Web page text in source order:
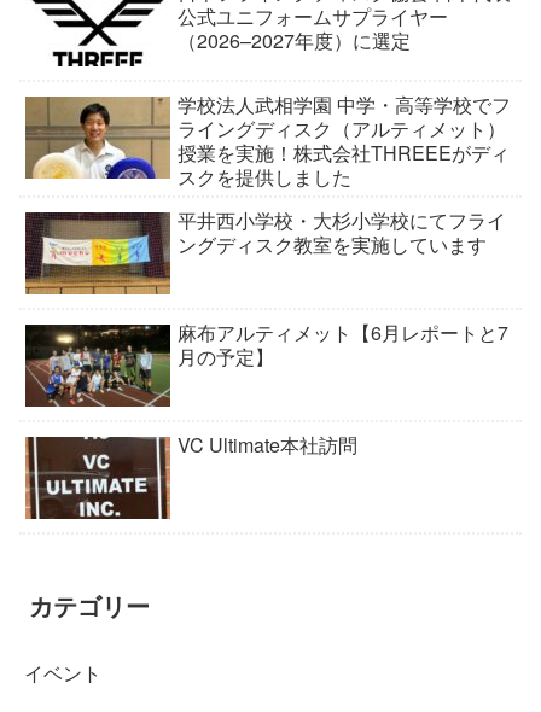
公式ユニフォームサプライヤー
（2026–2027年度）に選定
学校法人武相学園 中学・高等学校でフ
ライングディスク（アルティメット）
授業を実施！株式会社THREEEがディ
スクを提供しました
平井西小学校・大杉小学校にてフライ
ングディスク教室を実施しています
麻布アルティメット【6月レポートと7
月の予定】
VC Ultimate本社訪問
カテゴリー
イベント